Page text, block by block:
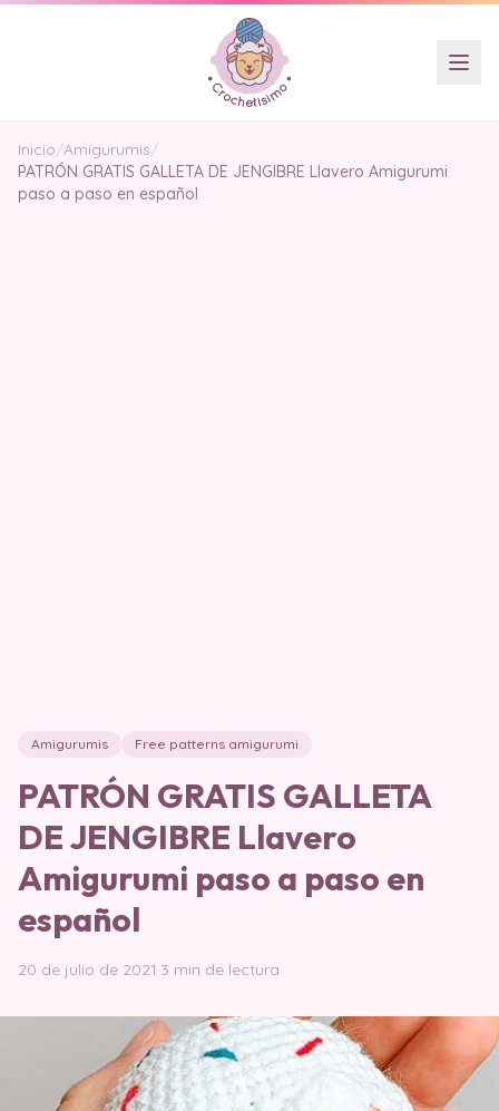
Inicio/Amigurumis/
PATRÓN GRATIS GALLETA DE JENGIBRE Llavero Amigurumi
paso a paso en español
Amigurumis Free patterns amigurumi
PATRÓN GRATIS GALLETA
DE JENGIBRE Llavero
Amigurumi paso a paso en
español
20 de julio de 2021·3 min de lectura